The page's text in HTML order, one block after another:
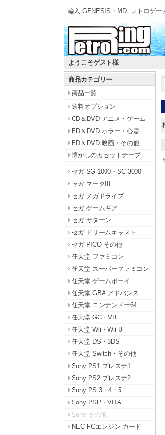
輸入 GENESIS・MD レトロゲー
ようこそゲスト様
商品カテゴリー
商品一覧
送料オプション
CD＆DVD アニメ・ゲーム
BD＆DVD ホラー・心霊
BD＆DVD 映画・その他
懐かしのカセットテープ
セガ SG-1000・SC-3000
セガ マークIII
セガ メガドライブ
セガ ゲームギア
セガ サターン
セガ ドリームキャスト
セガ PICO その他
任天堂 ファミコン
任天堂 スーパーファミコン
任天堂 ゲームボーイ
任天堂 GBA アドバンス
任天堂 ニンテンドー64
任天堂 GC・VB
任天堂 Wii・Wii U
任天堂 DS・3DS
任天堂 Switch・その他
Sony PS1 プレステ1
Sony PS2 プレステ2
Sony PS 3・4・5
Sony PSP・VITA
Sony その他
NEC PCエンジン カード